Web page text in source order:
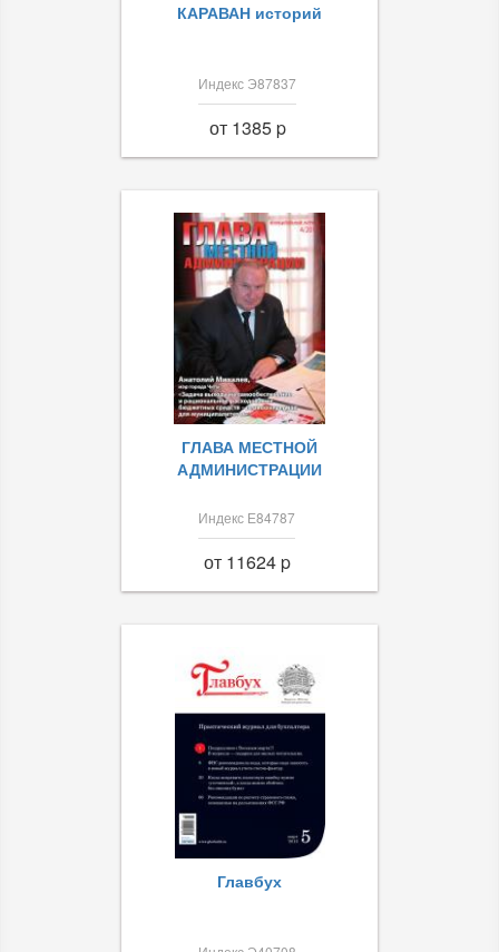
КАРАВАН историй
Индекс Э87837
от 1385 p
ГЛАВА МЕСТНОЙ
АДМИНИСТРАЦИИ
Индекс Е84787
от 11624 p
Главбух